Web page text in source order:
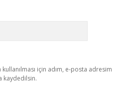
için adım, e-posta adresim
kaydedilsin.